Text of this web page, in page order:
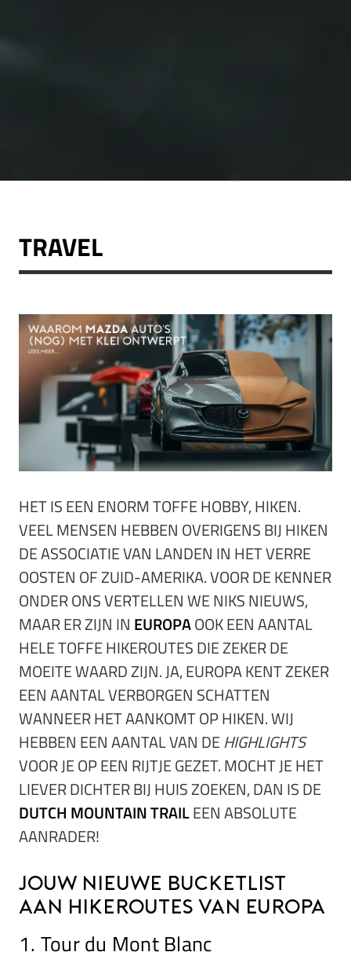
TRAVEL
HET IS EEN ENORM TOFFE HOBBY, HIKEN.
VEEL MENSEN HEBBEN OVERIGENS BIJ HIKEN
DE ASSOCIATIE VAN LANDEN IN HET VERRE
OOSTEN OF ZUID-AMERIKA. VOOR DE KENNER
ONDER ONS VERTELLEN WE NIKS NIEUWS,
MAAR ER ZIJN IN EUROPAOOK EEN AANTAL
HELE TOFFE HIKEROUTES DIE ZEKER DE
MOEITE WAARD ZIJN. JA, EUROPA KENT ZEKER
EEN AANTAL VERBORGEN SCHATTEN
WANNEER HET AANKOMT OP HIKEN. WIJ
HEBBEN EEN AANTAL VAN DEHIGHLIGHTS
VOOR JE OP EEN RIJTJE GEZET. MOCHT JE HET
LIEVER DICHTER BIJ HUIS ZOEKEN, DAN IS DE
DUTCH MOUNTAIN TRAILEEN ABSOLUTE
AANRADER!
Jouw nieuwe bucketlist
aan hikeroutes van Europa
1. Tour du Mont Blanc